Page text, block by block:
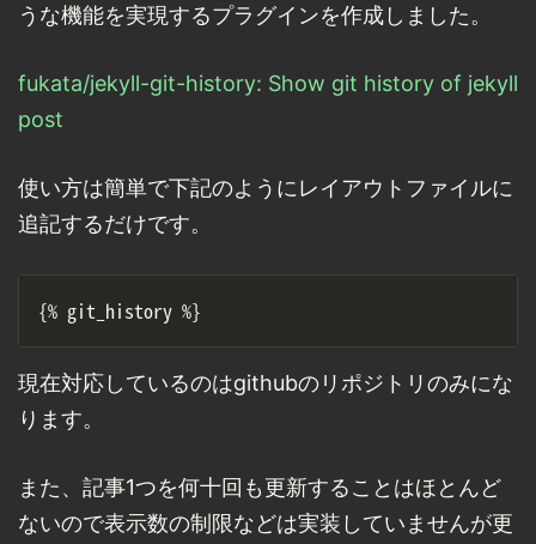
うな機能を実現するプラグインを作成しました。
fukata/jekyll-git-history: Show git history of jekyll
post
使い方は簡単で下記のようにレイアウトファイルに
追記するだけです。
現在対応しているのはgithubのリポジトリのみにな
ります。
また、記事1つを何十回も更新することはほとんど
ないので表示数の制限などは実装していませんが更